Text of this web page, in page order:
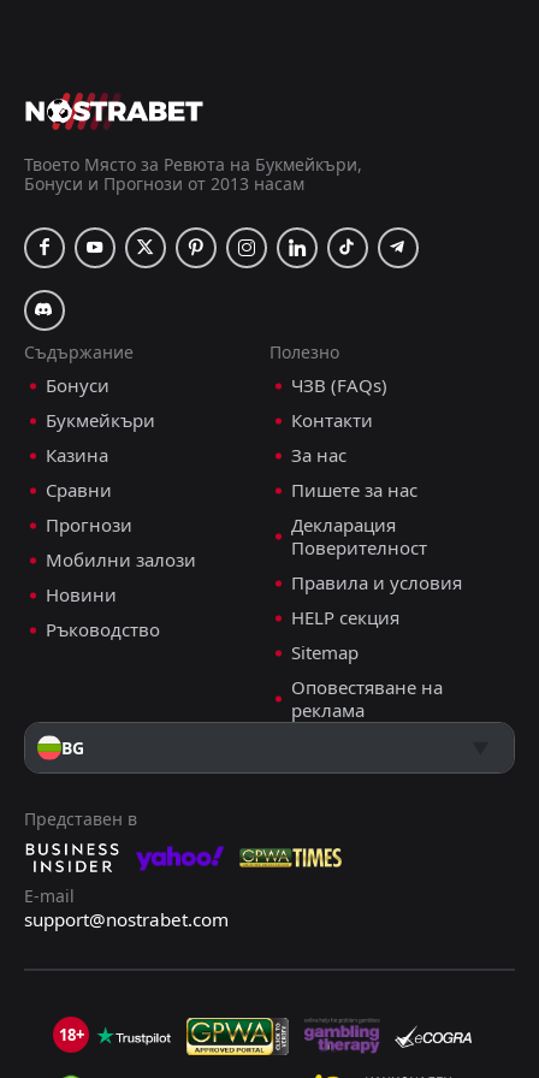
1.26 Под 3.5 гола
ДОБАВИ КОМЕНТАР
Купа, 07.05.2025 19:00
Емануил Тодоров
+11 Точки
Последвай
1.75 Двата отбора да отбележат
1.30
ДОБАВИ КОМЕНТАР
АЕК Ларнака
Купа, 30.04.2025 19:00
Емануил Тодоров
Последвай преди 15 месеца
1.31 Над 1.5 гола
1.47 Двоен Шанс: 1x
Твоето Място за Ревюта на Букмейкъри,
Бонуси и Прогнози от 2013 насам
Съдържание
Бонуси
Букмейкъри
Казина
Сравни
Прогнози
Мобилни залози
Новини
Ръководство
Полезно
ЧЗВ (FAQs)
Контакти
За нас
Пишете за нас
Декларация
Поверителност
Правила и условия
HELP секция
Sitemap
Оповестяване на
реклама
BG
Представен в
E-mail
support@nostrabet.com
18+